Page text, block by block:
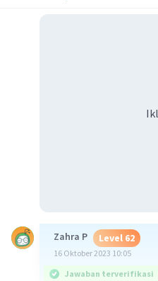
Zahra P Level 62
16 Oktober 2023 10:05
Jawaban terverifikasi